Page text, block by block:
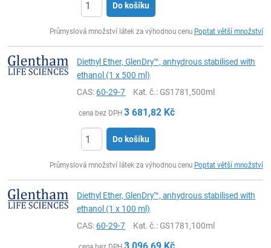
Do košíku
Průmyslová množství látek za výhodnou cenu Poptat větší množství
Diethyl Ether, GlenDry™, anhydrous stabilised with
ethanol (1 x 500 ml)
CAS:60-29-7 Kat. č.: GS1781,500ml
cena bez DPH 3 681,82 Kč
Do košíku
Průmyslová množství látek za výhodnou cenu Poptat větší množství
Diethyl Ether, GlenDry™, anhydrous stabilised with
ethanol (1 x 100 ml)
CAS:60-29-7 Kat. č.: GS1781,100ml